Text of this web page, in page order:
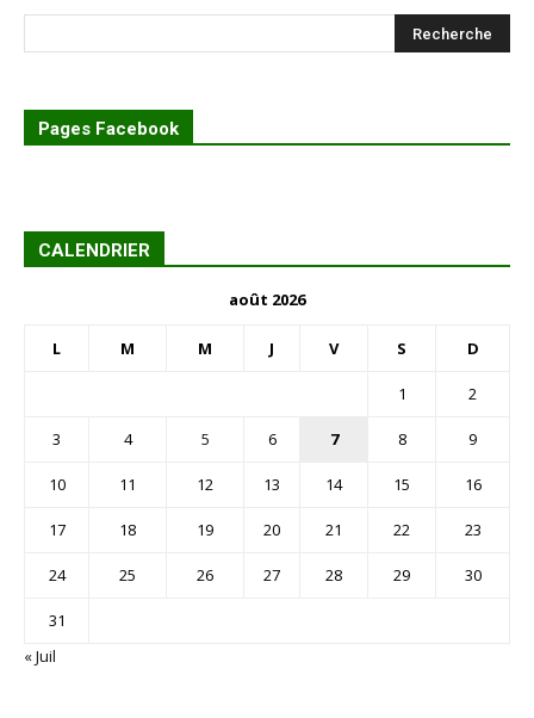
Pages Facebook
CALENDRIER
août 2026
L M M J V S D
1 2
3 4 5 6 7 8 9
10 11 12 13 14 15 16
17 18 19 20 21 22 23
24 25 26 27 28 29 30
31
« Juil